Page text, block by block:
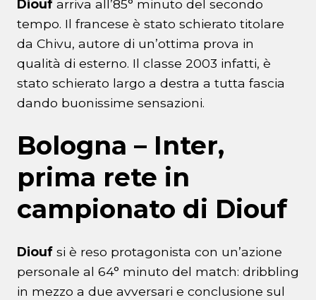
Diouf arriva all’85° minuto del secondo
tempo. Il francese è stato schierato titolare
da Chivu, autore di un’ottima prova in
qualità di esterno. Il classe 2003 infatti, è
stato schierato largo a destra a tutta fascia
dando buonissime sensazioni.
Bologna – Inter,
prima rete in
campionato di Diouf
Diouf si è reso protagonista con un’azione
personale al 64° minuto del match: dribbling
in mezzo a due avversari e conclusione sul